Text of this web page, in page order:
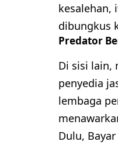
kesalehan,
dibungkus
​Predator
​Di sisi lain,
penyedia
lembaga
Dulu,